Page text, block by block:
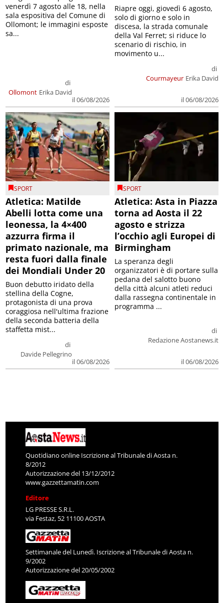
Ollomont
di
Erika David
il 06/08/2026
venerdì 7 agosto alle 18, nella
sala espositiva del Comune di
Ollomont; le immagini esposte
sa...
Courmayeur
di
Erika David
il 06/08/2026
Riapre oggi, giovedì 6 agosto,
solo di giorno e solo in
discesa, la strada comunale
della Val Ferret; si riduce lo
scenario di rischio, in
movimento u...
SPORT
Atletica: Matilde
Abelli lotta come una
leonessa, la 4×400
azzurra firma il
primato nazionale, ma
resta fuori dalla finale
dei Mondiali Under 20
di
Davide Pellegrino
il 06/08/2026
Buon debutto iridato della
stellina della Cogne,
protagonista di una prova
coraggiosa nell'ultima frazione
della seconda batteria della
staffetta mist...
SPORT
Atletica: Asta in Piazza
torna ad Aosta il 22
agosto e strizza
l’occhio agli Europei di
Birmingham
di
Redazione Aostanews.it
il 06/08/2026
La speranza degli
organizzatori è di portare sulla
pedana del salotto buono
della città alcuni atleti reduci
dalla rassegna continentale in
programma ...
Quotidiano online Iscrizione al Tribunale di Aosta n.
8/2012
Autorizzazione del 13/12/2012
www.gazzettamatin.com
Editore
LG PRESSE S.R.L.
via Festaz, 52 11100 AOSTA
Settimanale del Lunedì. Iscrizione al Tribunale di Aosta n.
9/2002
Autorizzazione del 20/05/2002